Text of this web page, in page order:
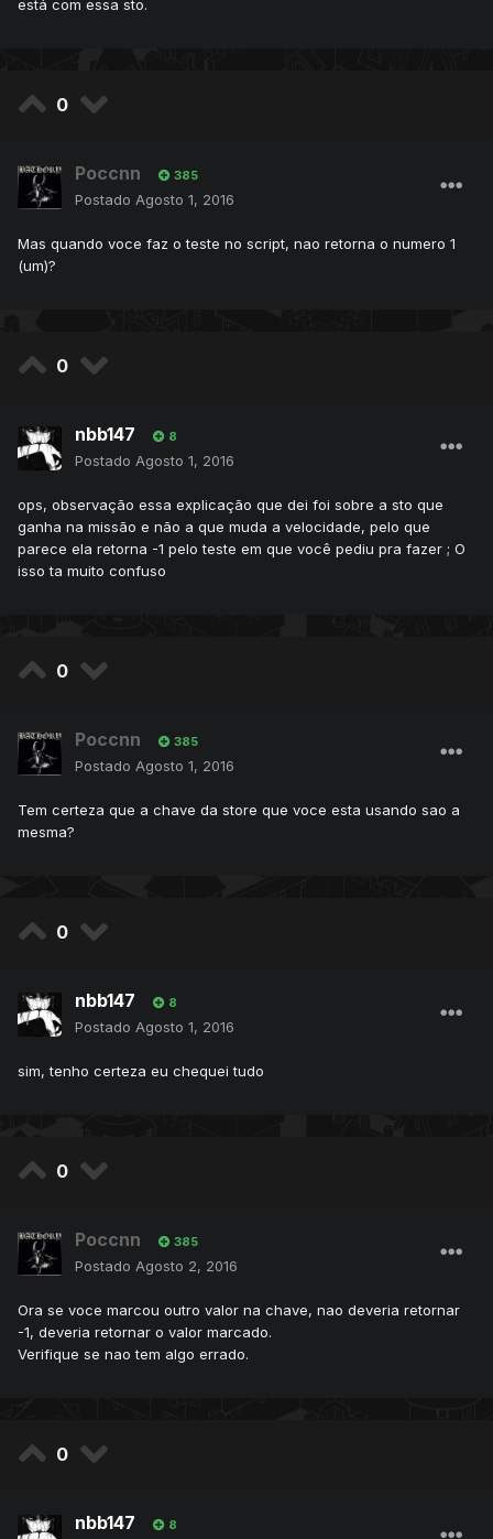
está com essa sto.
0
Poccnn 385
Postado Agosto 1, 2016
Mas quando voce faz o teste no script, nao retorna o numero 1
(um)?
0
nbb147 8
Postado Agosto 1, 2016
ops, observação essa explicação que dei foi sobre a sto que
ganha na missão e não a que muda a velocidade, pelo que
parece ela retorna -1 pelo teste em que você pediu pra fazer ; O
isso ta muito confuso
0
Poccnn 385
Postado Agosto 1, 2016
Tem certeza que a chave da store que voce esta usando sao a
mesma?
0
nbb147 8
Postado Agosto 1, 2016
sim, tenho certeza eu chequei tudo
0
Poccnn 385
Postado Agosto 2, 2016
Ora se voce marcou outro valor na chave, nao deveria retornar
-1, deveria retornar o valor marcado.
Verifique se nao tem algo errado.
0
nbb147 8